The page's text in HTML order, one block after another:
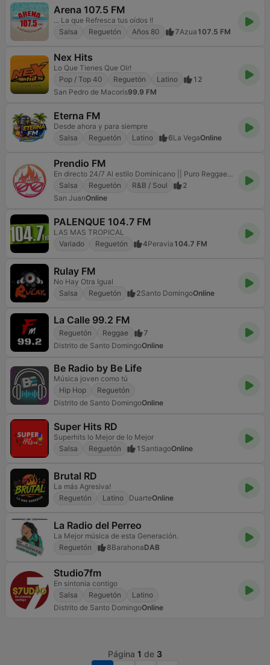
Arena 107.5 FM
... La que Refresca tus oídos !!
Salsa
Reguetón Años 80 7Azua 107.5 FM
Nex Hits
Lo Que Tienes Que Oir!
Pop / Top 40
Reguetón Latino
12
San Pedro de Macorís99.9 FM
Eterna FM
Desde ahora y para siempre
Salsa
Reguetón Latino 6La VegaOnline
Prendio FM
En directo 24/7 Al estilo Dominicano || Puro Reggaeton
Salsa
Reguetón R&B / Soul
2
San JuanOnline
PALENQUE 104.7 FM
LAS MAS TROPICAL
Variado
Reguetón 4Peravia 104.7 FM
Rulay FM
No Hay Otra Igual
Salsa
Reguetón 2Santo DomingoOnline
La Calle 99.2 FM
Reguetón Reggae
7
Distrito de Santo DomingoOnline
Be Radio by Be Life
Música joven como tú
Hip Hop
Reguetón
Distrito de Santo DomingoOnline
Super Hits RD
Superhits lo Mejor de lo Mejor
Salsa
Reguetón 1 SantiagoOnline
Brutal RD
La más Agresiva!
Reguetón
Latino DuarteOnline
La Radio del Perreo
La Mejor música de esta Generación.
Reguetón
8BarahonaDAB
Studio7fm
En sintonia contigo
Salsa
Reguetón
Latino
Distrito de Santo DomingoOnline
Página 1 de 3